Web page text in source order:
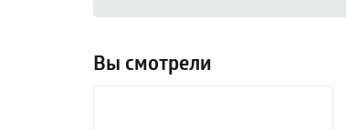
Вы смотрели